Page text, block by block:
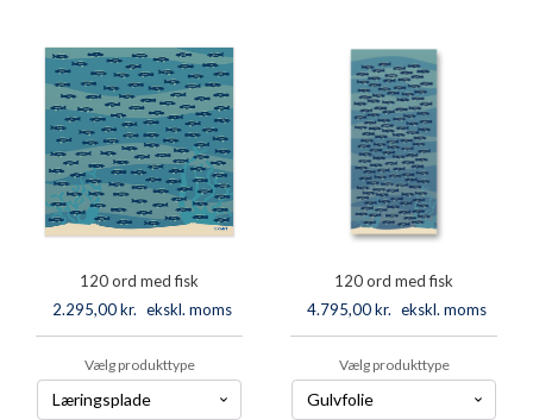
antal
antal
120 ord med fisk
2.295,00kr. ekskl. moms
Vælg produkttype
120 ord med fisk
4.795,00kr. ekskl. moms
Vælg produkttype